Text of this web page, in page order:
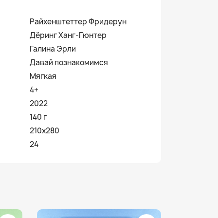
Райхенштеттер Фридерун
Дёринг Ханг-Гюнтер
Галина Эрли
Давай познакомимся
Мягкая
4+
2022
140 г
210х280
24